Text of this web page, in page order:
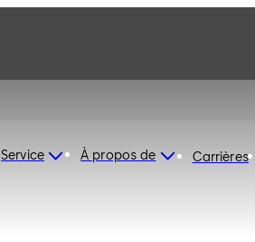
Service À propos de Carrières